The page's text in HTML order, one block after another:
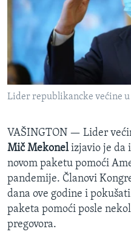
SPORT
INTERVJU
Lider republikancke većine
VAŠINGTON — Lider
Mič Mekonelizjavio je da
novom paketu pomoći
pandemije. Članovi
dana ove godine i
paketa pomoći posle
pregovora.